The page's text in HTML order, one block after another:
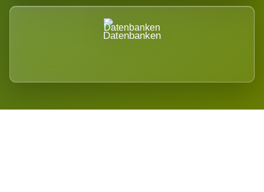
Datenbanken